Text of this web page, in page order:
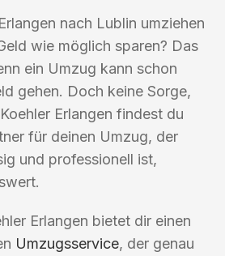
nach Lublin umziehen
wie möglich sparen? Das
ein Umzug kann schon
gehen. Doch keine Sorge,
Erlangen findest du
für deinen Umzug, der
und professionell ist,
Erlangen bietet dir einen
Umzugsservice, der genau